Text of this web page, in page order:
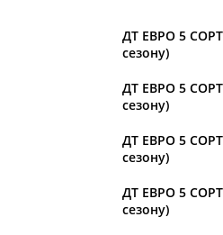
ДТ ЕВРО 5 СОРТ
сезону)
ДТ ЕВРО 5 СОРТ
сезону)
ДТ ЕВРО 5 СОРТ
сезону)
ДТ ЕВРО 5 СОРТ
сезону)